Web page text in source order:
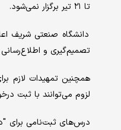
تا ۲۱ تیر برگزار نمی‌شود.
تصمیم‌گیری و
همچنین‌ تمهیدات لازم
لزوم می‌توانند با ثبت